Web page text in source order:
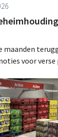
maanden
voor verse
klanten willen
.